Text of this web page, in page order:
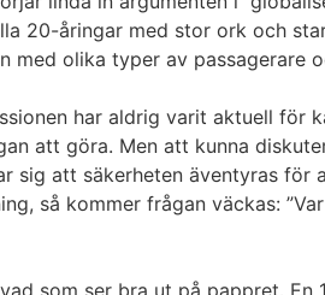
20-åringar med stor ork och
olika typer av passagerare
har aldrig varit aktuell för
att göra. Men att kunna
sig att säkerheten äventyras
så kommer frågan väckas:
som ser bra ut på pappret.